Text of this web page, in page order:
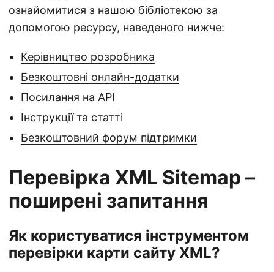
ознайомитися з нашою бібліотекою за
допомогою ресурсу, наведеного нижче:
Керівництво розробника
Безкоштовні онлайн-додатки
Посилання на API
Інструкції та статті
Безкоштовний форум підтримки
Перевірка XML Sitemap –
поширені запитання
Як користуватися інструментом
перевірки карти сайту XML?